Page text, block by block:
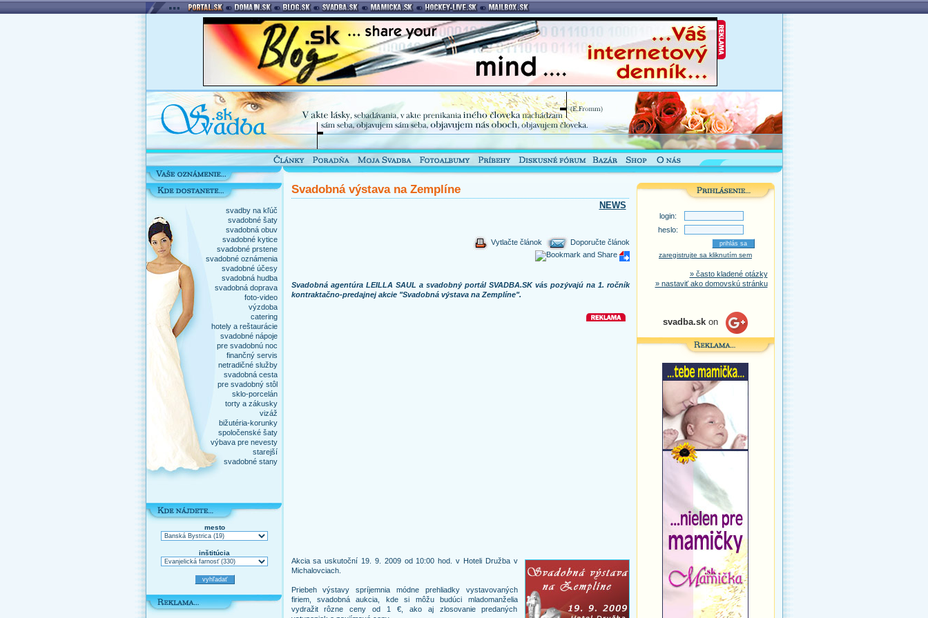
svadby na kľúč
svadobné šaty
svadobná obuv
svadobné kytice
svadobné prstene
svadobné oznámenia
svadobné účesy
svadobná hudba
svadobná doprava
foto-video
výzdoba
catering
hotely a reštaurácie
svadobné nápoje
pre svadobnú noc
finančný servis
netradičné služby
svadobná cesta
pre svadobný stôl
sklo-porcelán
torty a zákusky
vizáž
bižutéria-korunky
spoločenské šaty
výbava pre nevesty
starejší
svadobné stany
mesto
inštitúcia
Svadobná výstava na Zemplíne
NEWS
Vytlačte článok Doporučte článok
Svadobná agentúra LEILLA SAUL a svadobný portál SVADBA.SK vás pozývajú na 1. ročník
kontraktačno-predajnej akcie "Svadobná výstava na Zemplíne".
Akcia sa uskutoční 19. 9. 2009 od 10:00 hod. v Hoteli Družba v
Michalovciach.
Priebeh výstavy spríjemnia módne prehliadky vystavovaných
firiem, svadobná aukcia, kde si môžu budúci mladomanželia
vydražit rôzne ceny od 1 €, ako aj zlosovanie predaných
login:
heslo:
zaregistrujte sa kliknutím sem
» často kladené otázky
» nastaviť ako domovskú stránku
svadba.sk on